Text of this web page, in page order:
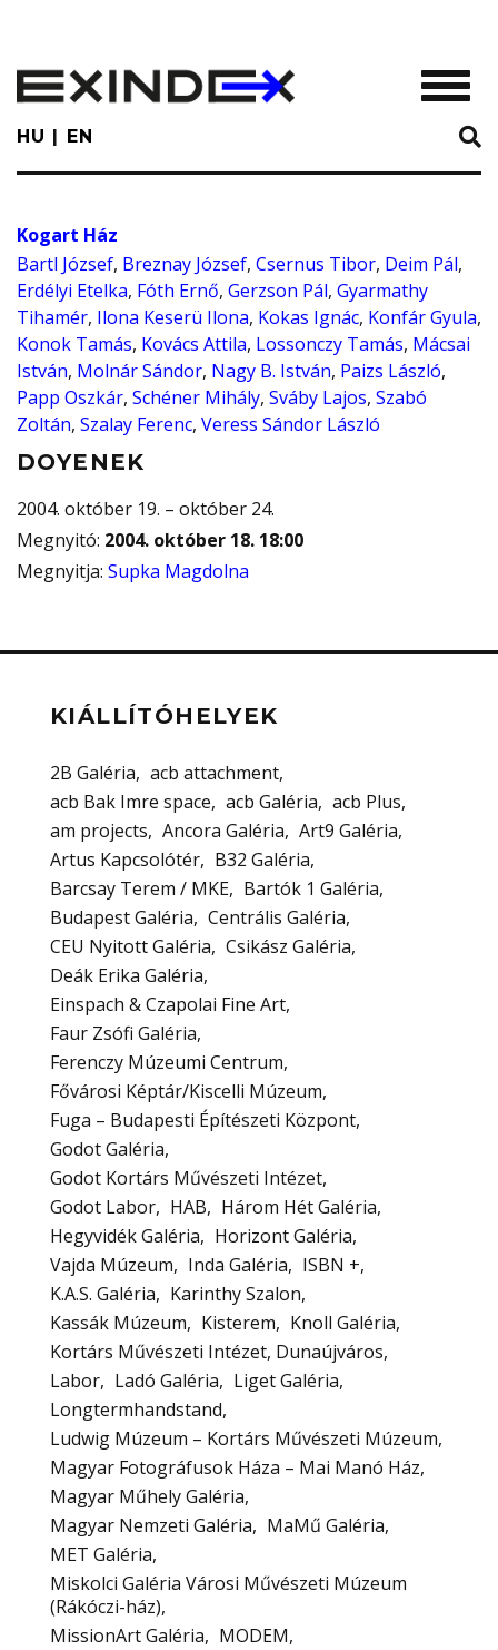
main
content
HU EN
Kogart Ház
Bartl József, Breznay József, Csernus Tibor, Deim Pál,
Erdélyi Etelka, Fóth Ernő, Gerzson Pál, Gyarmathy
Tihamér, Ilona Keserü Ilona, Kokas Ignác, Konfár Gyula,
Konok Tamás, Kovács Attila, Lossonczy Tamás, Mácsai
István, Molnár Sándor, Nagy B. István, Paizs László,
Papp Oszkár, Schéner Mihály, Sváby Lajos, Szabó
Zoltán, Szalay Ferenc, Veress Sándor László
DOYENEK
2004. október 19. – október 24.
Megnyitó: 2004. október 18. 18:00
Megnyitja: Supka Magdolna
KIÁLLÍTÓHELYEK
2B Galéria
acb attachment
acb Bak Imre space
acb Galéria
acb Plus
am projects
Ancora Galéria
Art9 Galéria
Artus Kapcsolótér
B32 Galéria
Barcsay Terem / MKE
Bartók 1 Galéria
Budapest Galéria
Centrális Galéria
CEU Nyitott Galéria
Csikász Galéria
Deák Erika Galéria
Einspach & Czapolai Fine Art
Faur Zsófi Galéria
Ferenczy Múzeumi Centrum
Fővárosi Képtár/Kiscelli Múzeum
Fuga – Budapesti Építészeti Központ
Godot Galéria
Godot Kortárs Művészeti Intézet
Godot Labor
HAB
Három Hét Galéria
Hegyvidék Galéria
Horizont Galéria
Vajda Múzeum
Inda Galéria
ISBN +
K.A.S. Galéria
Karinthy Szalon
Kassák Múzeum
Kisterem
Knoll Galéria
Kortárs Művészeti Intézet, Dunaújváros
Labor
Ladó Galéria
Liget Galéria
Longtermhandstand
Ludwig Múzeum – Kortárs Művészeti Múzeum
Magyar Fotográfusok Háza – Mai Manó Ház
Magyar Műhely Galéria
Magyar Nemzeti Galéria
MaMű Galéria
MET Galéria
Miskolci Galéria Városi Művészeti Múzeum
(Rákóczi-ház)
MissionArt Galéria
MODEM